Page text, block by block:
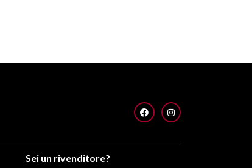
FACEBOOKINSTAGRAM
Sei un rivenditore?